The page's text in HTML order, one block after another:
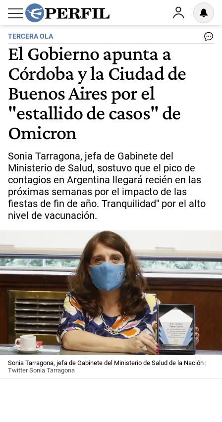
TERCERA OLA
El Gobierno apunta a
Córdoba y la Ciudad de
Buenos Aires por el
"estallido de casos" de
Omicron
Sonia Tarragona, jefa de Gabinete del
Ministerio de Salud, sostuvo que el pico de
contagios en Argentina llegará recién en las
próximas semanas por el impacto de las
fiestas de fin de año. Tranquilidad" por el alto
nivel de vacunación.
Sonia Tarragona, jefa de Gabinete del Ministerio de Salud de la Nación |
Twitter Sonia Tarragona